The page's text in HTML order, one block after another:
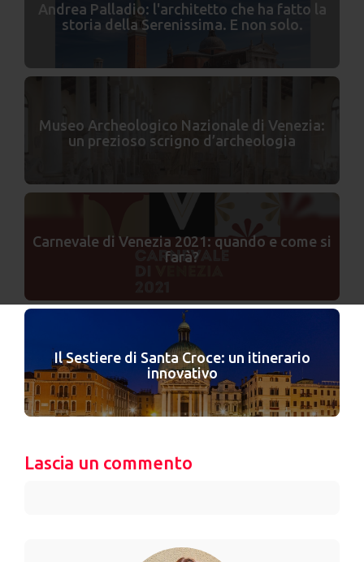
Andrea Palladio: l'architetto che ha fatto la
storia della Serenissima. E non solo.
Museo Archeologico Nazionale di Venezia:
un prezioso scrigno d’archeologia
Carnevale di Venezia 2021: quando e come si
farà?
Il Sestiere di Santa Croce: un itinerario
innovativo
Lascia un commento